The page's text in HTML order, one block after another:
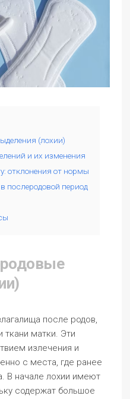
(лохии)
и их изменения
отклонения от нормы
послеродовой период
после родов,
матки. Эти
излечения и
с места, где ранее
В начале лохии имеют
содержат большое